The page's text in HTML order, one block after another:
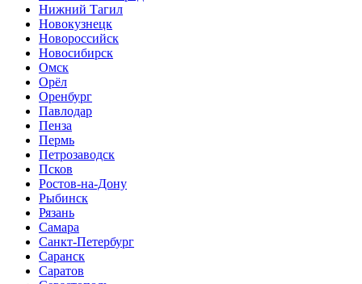
Нижний Тагил
Новокузнецк
Новороссийск
Новосибирск
Омск
Орёл
Оренбург
Павлодар
Пенза
Пермь
Петрозаводск
Псков
Ростов-на-Дону
Рыбинск
Рязань
Самара
Санкт-Петербург
Саранск
Саратов